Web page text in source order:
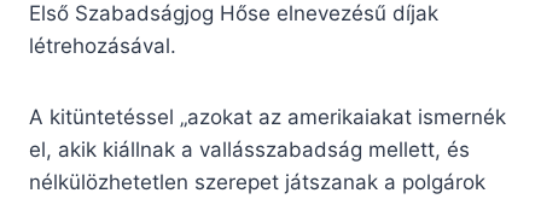
Első Szabadságjog Hőse elnevezésű díjak
létrehozásával.
A kitüntetéssel „azokat az amerikaiakat ismernék
el, akik kiállnak a vallásszabadság mellett, és
nélkülözhetetlen szerepet játszanak a polgárok